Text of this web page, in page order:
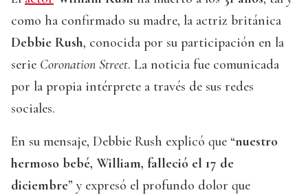
como ha confirmado su madre, la actriz británica
Debbie Rush, conocida por su participación en la
serie Coronation Street. La noticia fue comunicada
por la propia intérprete a través de sus redes
sociales.
En su mensaje, Debbie Rush explicó que “nuestro
hermoso bebé, William, falleció el 17 de
diciembre” y expresó el profundo dolor que